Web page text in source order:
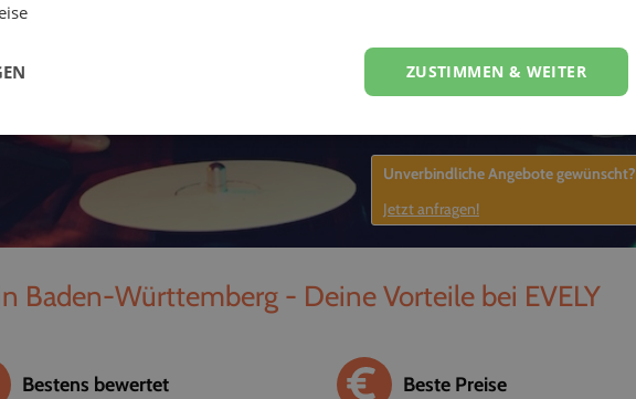
Unverbindliche Angebote gewünscht?
Jetzt anfragen!
Baden-Württemberg - Deine Vorteile bei EVELY
Bestens bewertet Beste Preise
ZUSTIMMEN & WEITER